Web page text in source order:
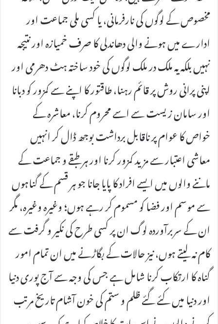
مخصوص کے لوگوں کی نارفرمانی، یا کسی ملی جماعت اور
ادارے میں ہونے والی دھاندلی کا صرف خمیازہ اور نتیجہ
نہیں بلکہ یہ ملک در ملک لوگوں کی خود ساختہ ہٹ دھرمی اور
اپنی پرانی روش پر قائم رہنا، طاقتور کا اپنے سے کمزور کو دبانا
اور سامان زیست سے اسے محروم کرنا، معاشرہ کے
خواص کا عوام پر ناقابل برداشت بوجھ ڈال کر انہیں
معاشی اعتبار سے مزید کمزور کرنا اور ہر طبقے و جماعت کے
ماننے والوں میں ایسے افراد کا پایا جانا جو ہر قسم کے گناہوں
سے موسم اور فضا کو مسموم کر رہے ہوں؛ وغیرہ وغیرہ، مگر
ان کے سربرآوردہ لوگ ان پر کسی طرح کی نکیر و گرفت سے
کام نہ لیتے ہوں، نیز حالات کے بگاڑنے میں ان تمام امور
گناہ کا ارتکاب کرنا شامل ہے جس کی وجہ سے آج پوری دنیا
اور دنیا میں کئے گئے ظلم و ستم کی خون آشام تاریخ مرتب